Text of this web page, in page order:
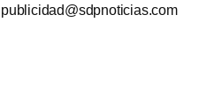
publicidad@sdpnoticias.com